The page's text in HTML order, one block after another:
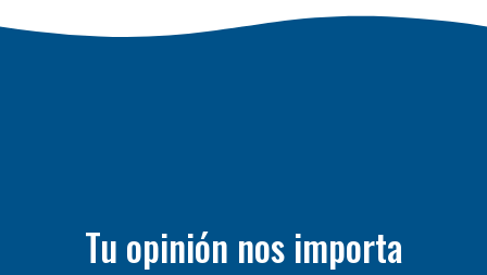
Tu opinión nos importa